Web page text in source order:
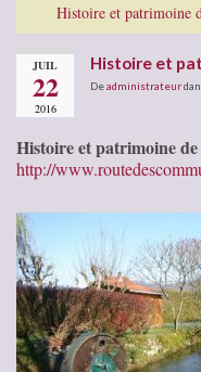
Histoire et patrimoine
JUIL
22
2016
Histoire et
Deadministrateur
Histoire et patrimoine
http://